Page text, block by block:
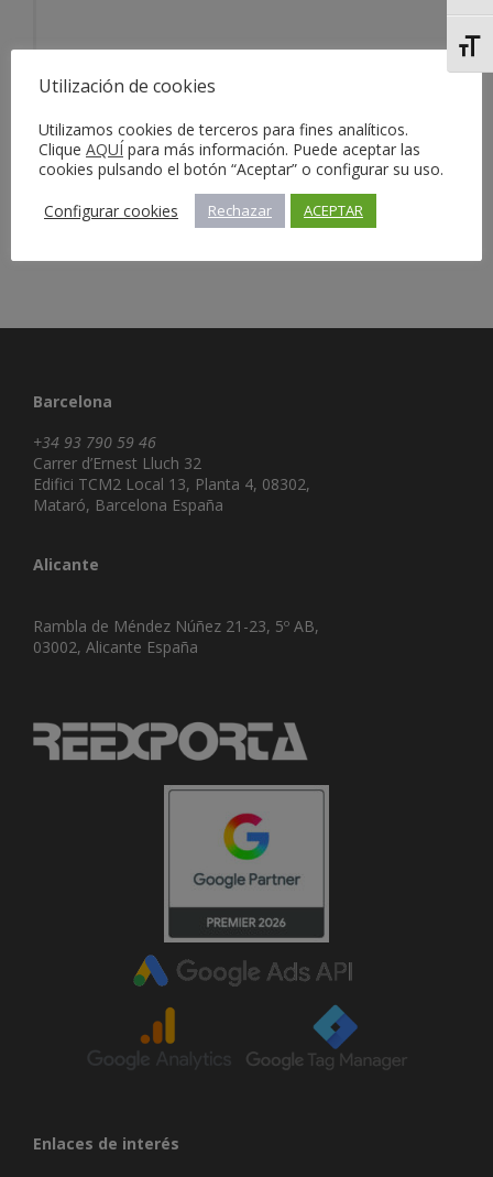
Barcelona
+34 93 790 59 46
Carrer d’Ernest Lluch 32
Edifici TCM2 Local 13, Planta 4, 08302,
Mataró, Barcelona España
Alicante
Rambla de Méndez Núñez 21-23, 5º AB,
03002, Alicante España
Enlaces de interés
Utilización de cookies
Utilizamos cookies de terceros para fines analíticos.
Clique AQUÍ para más información. Puede aceptar las
cookies pulsando el botón “Aceptar” o configurar su uso.
Configurar cookies
Rechazar ACEPTAR